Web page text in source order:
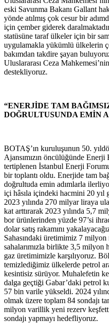
eski Savunma Bakanı Gallant
yönde atılmış çok cesur bir
için çember giderek
statüsüne taraf ülkeler için bir
uygulamakla yükümlü ülkelerin
bakımdan takdire şayan
Uluslararası Ceza
destekliyoruz.
“ENERJİDE TAM
DOĞRULTUSUNDA EMİN
BOTAŞ’ın kuruluşunun 50.
Ajansımızın öncülüğünde Enerji
tertiplenen İstanbul Enerji
bir toplantı oldu. Enerjide tam
doğrultuda emin adımlarla
içi hâsıla içindeki hacmini 20 yıl
2023 yılında 270 milyar liraya
kat arttırarak 2023 yılında 5,7
bor ürünlerinden yüzde 97’si
dolar satış rakamını
Sahasındaki üretimimiz 7
sahalarımızla birlikte 3,5 milyon
gaz üretimimizle karşılıyoruz.
temizlediğimiz ülkelerde petrol
kesintisiz sürüyor. Muhalefetin
dalga geçtiği Gabar’daki petrol
57 bin varile yükseldi. 2024
olmak üzere toplam 84 sondajı
milyon varillik yeni rezerv
sondajı yapmayı hedefliyoruz.